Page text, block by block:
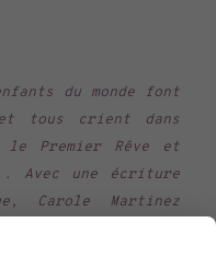
du monde font
tous crient dans
Premier Rêve et
Avec une écriture
Carole Martinez